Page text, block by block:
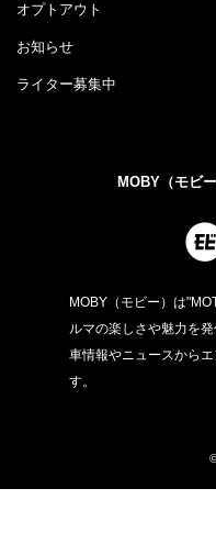
オプトアウト
お知らせ
ライター募集中
MOBY（モビ
MOBY（モビー）は
ルマの楽しさや魅力を
車情報やニュースから
す。